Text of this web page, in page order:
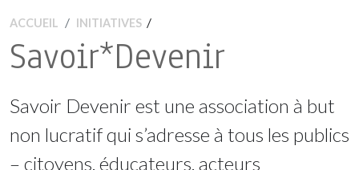
ACCUEIL INITIATIVES /
Savoir*Devenir
Savoir Devenir est une association à but
non lucratif qui s’adresse à tous les publics
– citoyens, éducateurs, acteurs